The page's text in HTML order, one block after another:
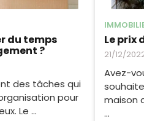
du temps
?
des tâches qui
pour
Le ...
Le prix
21/12/
Avez-
maison
...